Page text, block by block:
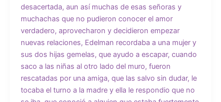
desacertada, aun así muchas de esas señoras y
muchachas que no pudieron conocer el amor
verdadero, aprovecharon y decidieron empezar
nuevas relaciones, Edelman recordaba a una mujer y
sus dos hijas gemelas, que ayudo a escapar, cuando
saco a las niñas al otro lado del muro, fueron
rescatadas por una amiga, que las salvo sin dudar, le
tocaba el turno a la madre y ella le respondio que no